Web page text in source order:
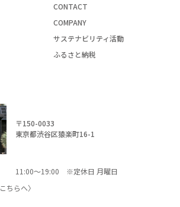
CONTACT
COMPANY
サステナビリティ活動
ふるさと納税
〒150-0033
東京都渋谷区猿楽町16-1
11:00～19:00 ※定休日 月曜日
こちらへ〉